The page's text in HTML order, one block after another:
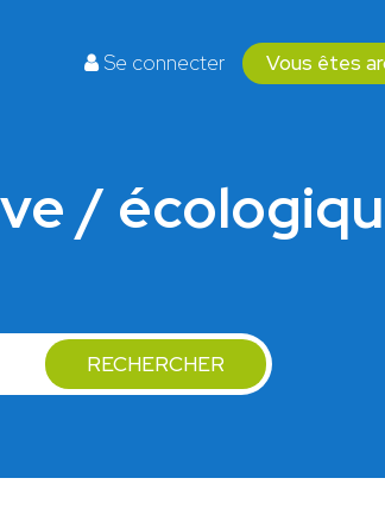
Se connecter Vous êtes
/
RECHERCHER